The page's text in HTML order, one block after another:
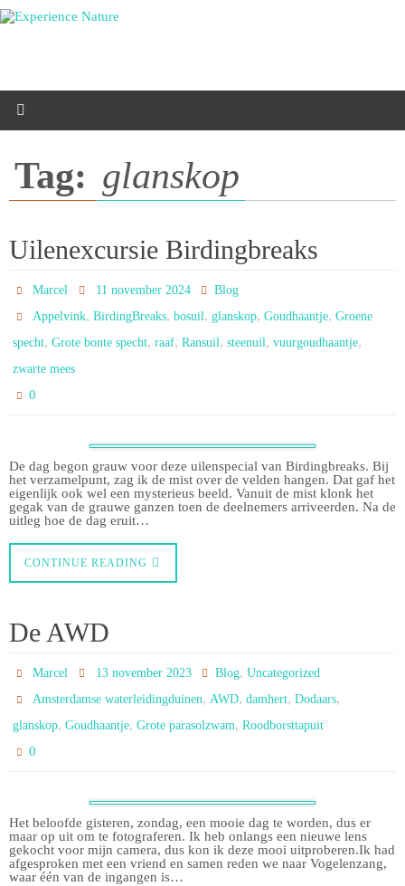
Ga
naar
Tag: glanskop
Uilenexcursie Birdingbreaks
Marcel 11 november 2024
Blog
Appelvink,BirdingBreaks,bosuil,glanskop,Goudhaantje,Groene
specht, Grote bonte specht, raaf, Ransuil, steenuil, vuurgoudhaantje,
zwarte mees
0
De dag begon grauw voor deze uilenspecial van Birdingbreaks. Bij
het verzamelpunt, zag ik de mist over de velden hangen. Dat gaf het
eigenlijk ook wel een mysterieus beeld. Vanuit de mist klonk het
gegak van de grauwe ganzen toen de deelnemers arriveerden. Na de
uitleg hoe de dag eruit…
CONTINUE READING
De AWD
Marcel 13 november 2023 Blog, Uncategorized
Amsterdamse waterleidingduinen, AWD,damhert,Dodaars,
glanskop, Goudhaantje, Grote parasolzwam, Roodborsttapuit
0
Het beloofde gisteren, zondag, een mooie dag te worden, dus er
maar op uit om te fotograferen. Ik heb onlangs een nieuwe lens
gekocht voor mijn camera, dus kon ik deze mooi uitproberen.Ik had
afgesproken met een vriend en samen reden we naar Vogelenzang,
waar één van de ingangen is…